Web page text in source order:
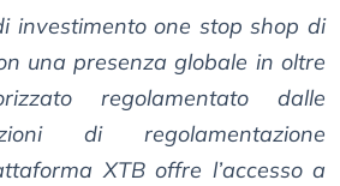
investimento one stop shop di
una presenza globale in oltre
regolamentato dalle
di regolamentazione
XTB offre l’accesso a